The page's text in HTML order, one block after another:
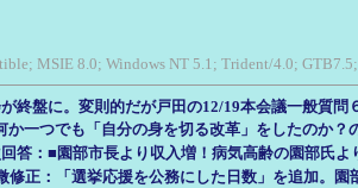
MSIE 8.0; Windows NT 5.1; Trident/4.0;
終盤に。変則的だが戸田の12/19本会議一般質問
か一つでも「自分の身を切る改革」をしたのか？
答：■園部市長より収入増！病気高齢の園部氏よ
修正：「選挙応援を公務にした日数」を追加。園